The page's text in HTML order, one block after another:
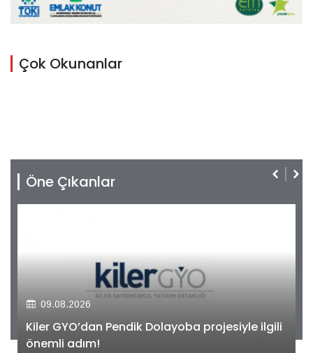
Çok Okunanlar
Öne Çıkanlar
09.08.2026
Kiler GYO’dan Pendik Dolayoba projesiyle ilgili
önemli adım!